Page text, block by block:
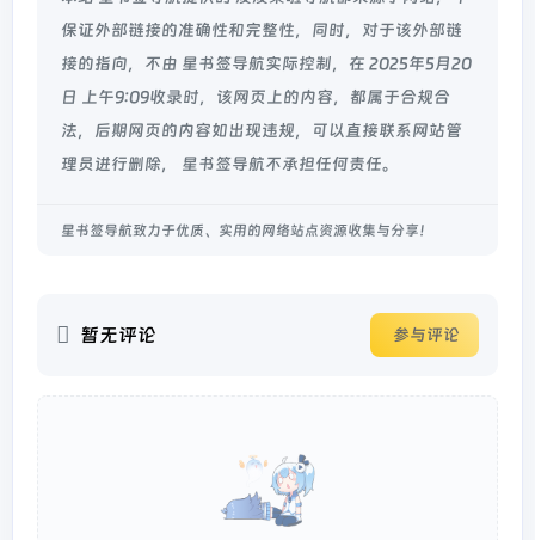
保证外部链接的准确性和完整性，同时，对于该外部链
接的指向，不由 星书签导航实际控制，在 2025年5月20
日 上午9:09收录时，该网页上的内容，都属于合规合
法，后期网页的内容如出现违规，可以直接联系网站管
理员进行删除， 星书签导航不承担任何责任。
星书签导航致力于优质、实用的网络站点资源收集与分享！
暂无评论 参与评论